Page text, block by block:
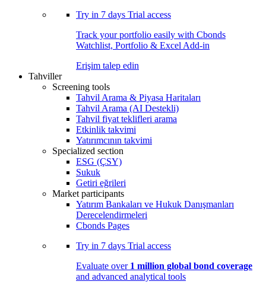
Try in 7 days Trial access
Track your portfolio easily with Cbonds
Watchlist, Portfolio & Excel Add-in
Erişim talep edin
Tahviller
Screening tools
Tahvil Arama & Piyasa Haritaları
Tahvil Arama (AI Destekli)
Tahvil fiyat teklifleri arama
Etkinlik takvimi
Yatırımcının takvimi
Specialized section
ESG (ÇSY)
Sukuk
Getiri eğrileri
Market participants
Yatırım Bankaları ve Hukuk Danışmanları
Derecelendirmeleri
Cbonds Pages
Try in 7 days Trial access
Evaluate over 1 million global bond coverage
and advanced analytical tools